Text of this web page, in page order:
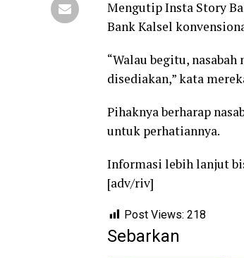
Mengutip Insta Story
Bank Kalsel
“Walau begitu,
disediakan,” kata
Pihaknya berharap
untuk perhatiannya.
Informasi lebih lanjut
[adv/riv]
Post Views: 218
Sebarkan